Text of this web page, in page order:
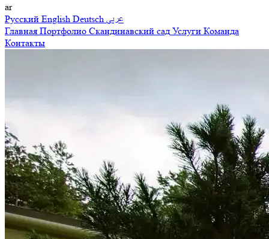
ar
Русский English Deutsch عربي
Главная Портфолио Скандинавский сад Услуги Команда
Контакты